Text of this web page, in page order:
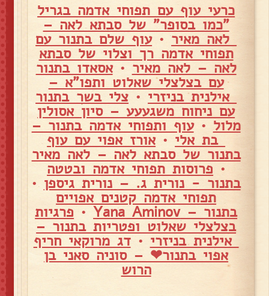
כרעי עוף עם תפוחי אדמה בגריל
"כמו בסופר" של סבתא לאה –
לאה מאיר •עוף שלם בתנור עם
תפוחי אדמה רך וצלוי של סבתא
לאה – לאה מאיר •אסאדו בתנור
עם בצלצלי שאלוט ותפו"א –
אילנית בניזרי • צלי בשר בתנור
עם ניחוח משגעעע – סיון אסולין
מלול •עוף ותפוחי אדמה בתנור –
בת אלי •אורז אפוי עם עוף
בתנור של סבתא לאה – לאה מאיר
• פרוסות תפוחי אדמה ובטטה
בתנור - נורית ג. – נורית גיספן •
תפוחי אדמה קטנים אפויים
בתנור – Yana Aminov • פרגיות
בצלצלי שאלוט ופטריות בתנור –
אילנית בניזרי •דג מרוקאי חריף
אפוי בתנור❤ – סוניה סאני בן
הרוש